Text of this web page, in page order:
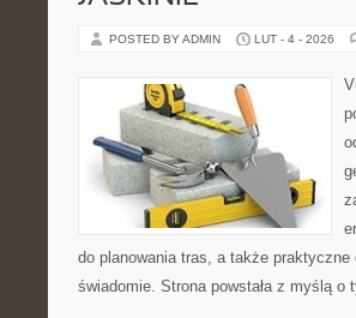
POSTED BY ADMIN LUT - 4 - 2026
do planowania tras, a także
świadomie. Strona powstała z myślą